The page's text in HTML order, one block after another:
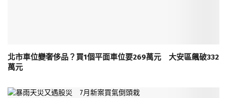
北市車位變奢侈品？買1個平面車位要269萬元 大安區飆破332
萬元